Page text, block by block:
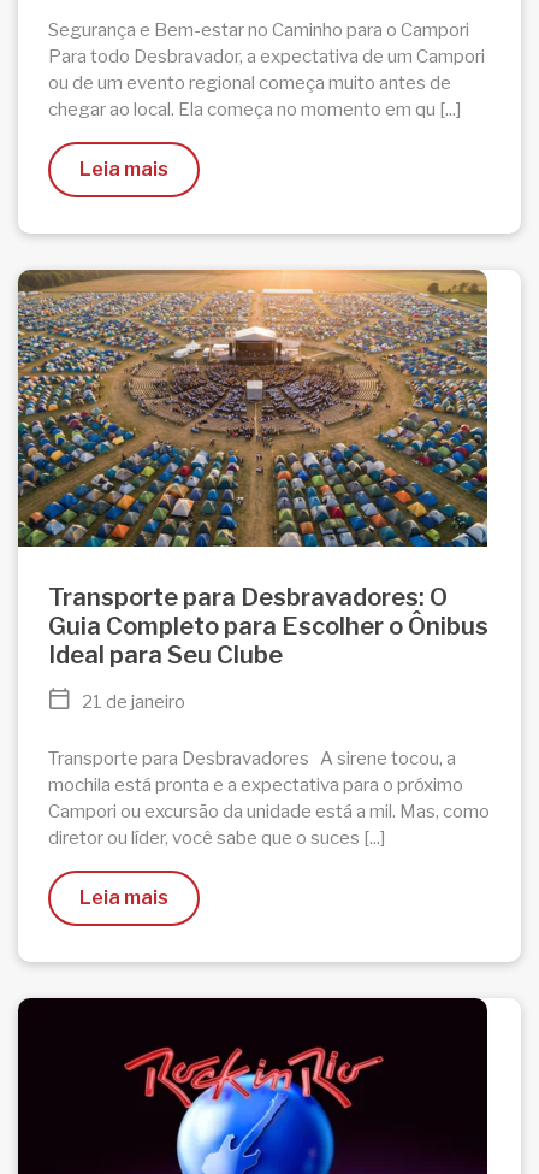
Segurança e Bem-estar no Caminho para o Campori
Para todo Desbravador, a expectativa de um Campori
ou de um evento regional começa muito antes de
chegar ao local. Ela começa no momento em qu [...]
Leia mais
Transporte para Desbravadores: O
Guia Completo para Escolher o Ônibus
Ideal para Seu Clube
21 de janeiro
Transporte para Desbravadores A sirene tocou, a
mochila está pronta e a expectativa para o próximo
Campori ou excursão da unidade está a mil. Mas, como
diretor ou líder, você sabe que o suces [...]
Leia mais